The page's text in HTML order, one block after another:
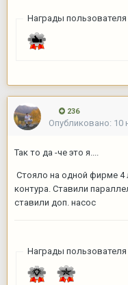
Награды пользователя
236
Опубликовано: 10
Так то да -че это я....
Стояло на одной фирме 4
контура. Ставили
ставили доп. насос
Награды пользователя